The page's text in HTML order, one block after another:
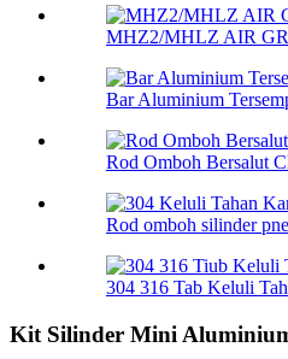
MHZ2/MHLZ AIR
Bar Aluminium
Rod Omboh Bersalut
Rod omboh silinder
304 316 Tab Keluli
Kit Silinder Mini